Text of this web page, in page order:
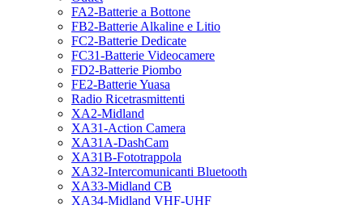
FA2-Batterie a Bottone
FB2-Batterie Alkaline e Litio
FC2-Batterie Dedicate
FC31-Batterie Videocamere
FD2-Batterie Piombo
FE2-Batterie Yuasa
Radio Ricetrasmittenti
XA2-Midland
XA31-Action Camera
XA31A-DashCam
XA31B-Fototrappola
XA32-Intercomunicanti Bluetooth
XA33-Midland CB
XA34-Midland VHF-UHF